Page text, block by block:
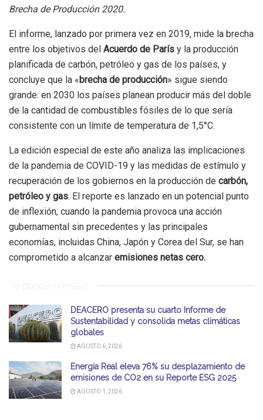
Brecha de Producción 2020.
El informe, lanzado por primera vez en 2019, mide la brecha
entre los objetivos del Acuerdo de París y la producción
planificada de carbón, petróleo y gas de los países, y
concluye que la «brecha de producción» sigue siendo
grande: en 2030 los países planean producir más del doble
de la cantidad de combustibles fósiles de lo que sería
consistente con un límite de temperatura de 1,5°C.
La edición especial de este año analiza las implicaciones
de la pandemia de COVID-19 y las medidas de estímulo y
recuperación de los gobiernos en la producción de carbón,
petróleo y gas. El reporte es lanzado en un potencial punto
de inflexión, cuando la pandemia provoca una acción
gubernamental sin precedentes y las principales
economías, incluidas China, Japón y Corea del Sur, se han
comprometido a alcanzar emisiones netas cero.
Te puede interesar
DEACERO presenta su cuarto Informe de
Sustentabilidad y consolida metas climáticas
globales
AGOSTO 6, 2026
Energía Real eleva 76% su desplazamiento de
emisiones de CO2 en su Reporte ESG 2025
AGOSTO 1, 2026